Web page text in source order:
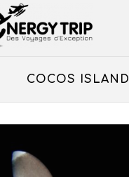
COCOS ISLAND